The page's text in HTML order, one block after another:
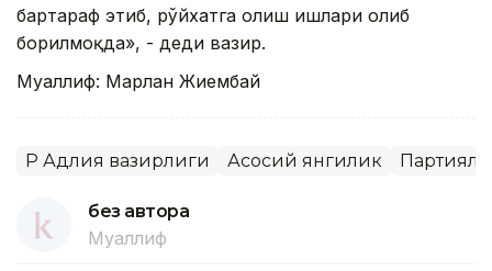
бартараф этиб, рўйхатга олиш ишлари олиб
борилмоқда», - деди вазир.
Муаллиф: Марлан Жиембай
ҚР Адлия вазирлиги Асосий янгилик
без автора
Муаллиф